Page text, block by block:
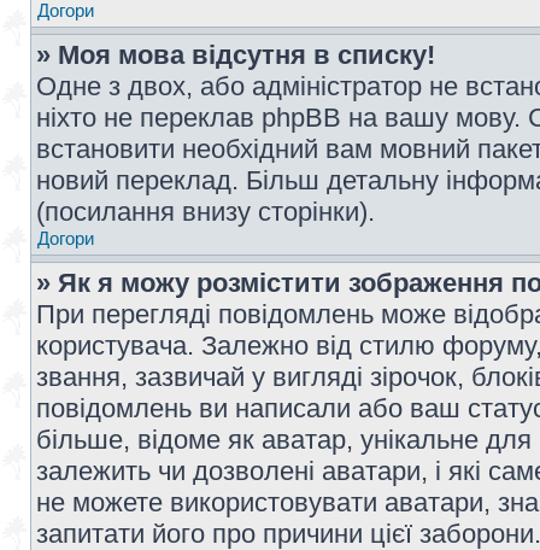
Догори
» Моя мова відсутня в списку!
Одне з двох, або адміністратор не
ніхто не переклав phpBB на вашу мову.
встановити необхідний вам мовний
новий переклад. Більш детальну
(посилання внизу сторінки).
Догори
» Як я можу розмістити зображення
При перегляді повідомлень може
користувача. Залежно від стилю
звання, зазвичай у вигляді зірочок,
повідомлень ви написали або ваш
більше, відоме як аватар, унікальне
залежить чи дозволені аватари, і які
не можете використовувати аватари,
запитати його про причини цієї заборони.